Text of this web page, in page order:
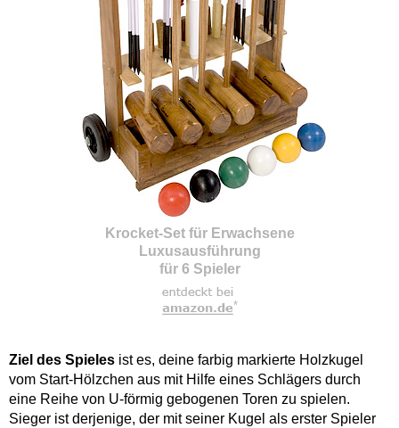
Krocket-Set für Erwachsene
Luxusausführung
für 6 Spieler
*
Ziel des Spieles ist es, deine farbig markierte Holzkugel
vom Start-Hölzchen aus mit Hilfe eines Schlägers durch
eine Reihe von U-förmig gebogenen Toren zu spielen.
Sieger ist derjenige, der mit seiner Kugel als erster Spieler